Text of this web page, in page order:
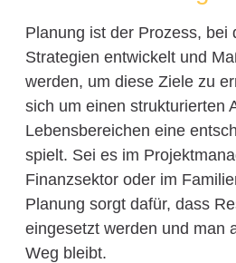
Planung ist der Prozess, bei
Strategien entwickelt und
werden, um diese Ziele zu
sich um einen strukturierten
Lebensbereichen eine
spielt. Sei es im
Finanzsektor oder im
Planung sorgt dafür, dass
eingesetzt werden und man
Weg bleibt.